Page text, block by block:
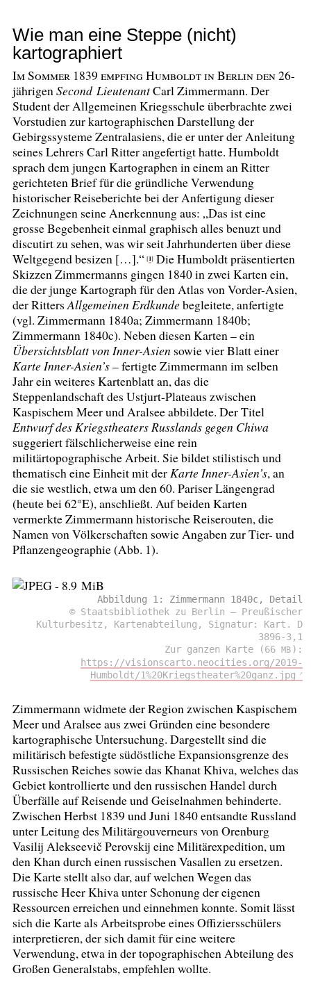
Wie man eine Steppe (nicht)
kartographiert
Im Sommer 1839 empfing Humboldt in Berlin den 26-
jährigenSecond LieutenantCarl Zimmermann. Der
Student der Allgemeinen Kriegsschule überbrachte zwei
Vorstudien zur kartographischen Darstellung der
Gebirgssysteme Zentralasiens, die er unter der Anleitung
seines Lehrers Carl Ritter angefertigt hatte. Humboldt
sprach dem jungen Kartographen in einem an Ritter
gerichteten Brief für die gründliche Verwendung
historischer Reiseberichte bei der Anfertigung dieser
Zeichnungen seine Anerkennung aus: „Das ist eine
grosse Begebenheit einmal graphisch alles benuzt und
discutirt zu sehen, was wir seit Jahrhunderten über diese
Weltgegend besizen […].“[1]Die Humboldt präsentierten
Skizzen Zimmermanns gingen 1840 in zwei Karten ein,
die der junge Kartograph für den Atlas von Vorder-Asien,
der RittersAllgemeinen Erdkundebegleitete, anfertigte
(vgl. Zimmermann 1840a; Zimmermann 1840b;
Zimmermann 1840c). Neben diesen Karten – ein
Übersichtsblatt von Inner-Asien sowie vier Blatt einer
Karte Inner-Asien’s– fertigte Zimmermann im selben
Jahr ein weiteres Kartenblatt an, das die
Steppenlandschaft des Ustjurt-Plateaus zwischen
Kaspischem Meer und Aralsee abbildete. Der Titel
Entwurf des Kriegstheaters Russlands gegen Chiwa
suggeriert fälschlicherweise eine rein
militärtopographische Arbeit. Sie bildet stilistisch und
thematisch eine Einheit mit derKarte Inner-Asien’s, an
die sie westlich, etwa um den 60. Pariser Längengrad
(heute bei 62°E), anschließt. Auf beiden Karten
vermerkte Zimmermann historische Reiserouten, die
Namen von Völkerschaften sowie Angaben zur Tier- und
Pflanzengeographie (Abb. 1).
Abbildung 1: Zimmermann 1840c, Detail
© Staatsbibliothek zu Berlin – Preußischer
Kulturbesitz, Kartenabteilung, Signatur: Kart. D
3896-3,1
Zur ganzen Karte (66 MB ):
https://visionscarto.neocities.org/2019-
Humboldt/1%20Kriegstheater%20ganz.jpg
Zimmermann widmete der Region zwischen Kaspischem
Meer und Aralsee aus zwei Gründen eine besondere
kartographische Untersuchung. Dargestellt sind die
militärisch befestigte südöstliche Expansionsgrenze des
Russischen Reiches sowie das Khanat Khiva, welches das
Gebiet kontrollierte und den russischen Handel durch
Überfälle auf Reisende und Geiselnahmen behinderte.
Zwischen Herbst 1839 und Juni 1840 entsandte Russland
unter Leitung des Militärgouverneurs von Orenburg
Vasilij Alekseevič Perovskij eine Militärexpedition, um
den Khan durch einen russischen Vasallen zu ersetzen.
Die Karte stellt also dar, auf welchen Wegen das
russische Heer Khiva unter Schonung der eigenen
Ressourcen erreichen und einnehmen konnte. Somit lässt
sich die Karte als Arbeitsprobe eines Offiziersschülers
interpretieren, der sich damit für eine weitere
Verwendung, etwa in der topographischen Abteilung des
Großen Generalstabs, empfehlen wollte.